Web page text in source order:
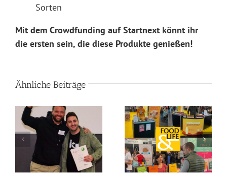
Sorten
Mit dem Crowdfunding auf Startnext könnt ihr
die ersten sein, die diese Produkte genießen!
Ähnliche Beiträge